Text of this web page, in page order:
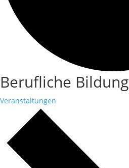
Berufliche Bildung
Veranstaltungen